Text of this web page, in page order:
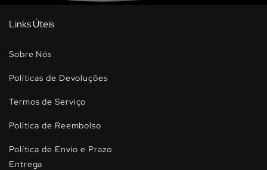
Links Úteis
Sobre Nós
Políticas de Devoluções
Termos de Serviço
Política de Reembolso
Política de Envio e Prazo
Entrega